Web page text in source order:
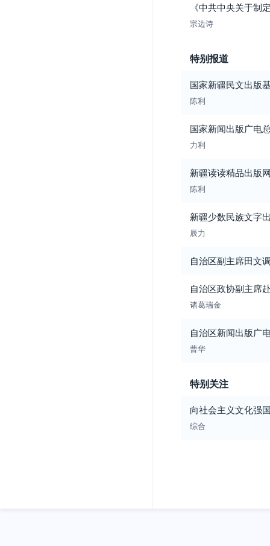
《中共中央关于制
宗边诗
特别报道
国家新疆民文出版
陈利
国家新闻出版广电
力利
新疆读读精品出版
陈利
新疆少数民族文字
辰力
自治区副主席田文
自治区政协副主席
诸葛瑞金
自治区新闻出版广
曹华
特别关注
向社会主义文化强
综合